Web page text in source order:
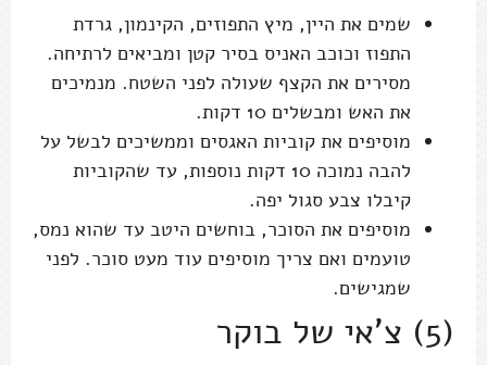
שמים את היין, מיץ התפוזים, הקינמון, גרדת
התפוז וכוכב האניס בסיר קטן ומביאים לרתיחה.
מסירים את הקצף שעולה לפני השטח. מנמיכים
את האש ומבשלים 10 דקות.
מוסיפים את קוביות האגסים וממשיכים לבשל על
להבה נמוכה 10 דקות נוספות, עד שהקוביות
קיבלו צבע סגול יפה.
מוסיפים את הסוכר, בוחשים היטב עד שהוא נמס,
טועמים ואם צריך מוסיפים עוד מעט סוכר. לפני
שמגישים.
(5) צ'אי של בוקר